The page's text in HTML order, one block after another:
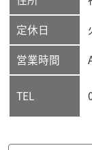
定休日
営業時間
TEL